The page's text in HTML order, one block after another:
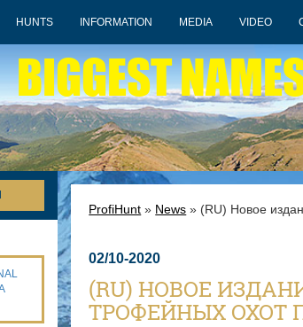
HUNTS INFORMATION MEDIA VIDEO
BIGGEST
ProfiHunt » News » (RU) Новое
02/10-2020
(RU) НОВОЕ
ТРОФЕЙНЫХ ОХОТ